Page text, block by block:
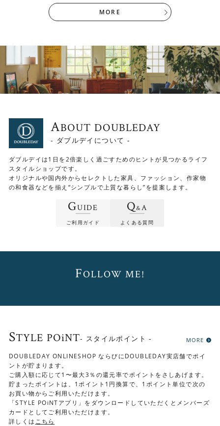
同じシリーズの回転チェアや肘無しベンチとセットでお使
いいただくのがおススメです。組み合わせ方によって何通
▼ダイニングテーブル(幅140cm)、回転チェア、ベンチ(肘
無し)
MORE
ABOUT DOUBLEDAY
- ダブルデイについて -
ダブルデイは1日を2倍楽しく過ごすためのヒントが見つかるライフ
スタイルショップです。
オリジナルや国内外からセレクトした家具、ファッション、作家物
の和食器などを揃え“シンプルで上質な暮らし”を提案します。
GUIDE
ご利用ガイド
Q&A
よくある質問
FOLLOW ME!
STYLE POiNT- スタイルポイント - MORE
DOUBLEDAY ONLINESHOP ならびにDOUBLEDAY実店舗でポイ
ントが貯まります。
ご購入額に応じて1〜最大3％の還元率でポイントをさしあげます。
貯まったポイントは、1ポイント1円換算で、1ポイント単位で次の
お買い物からご利用いただけます。
「STYLE POiNTアプリ」をダウンロードしていただくとメンバーズ
カードとしてご利用いただけます。
詳しくは こちら